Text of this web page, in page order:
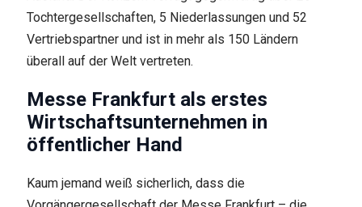
Tochtergesellschaften, 5 Niederlassungen und 52
Vertriebspartner und ist in mehr als 150 Ländern
überall auf der Welt vertreten.
Messe Frankfurt als erstes
Wirtschaftsunternehmen in
öffentlicher Hand
Kaum jemand weiß sicherlich, dass die